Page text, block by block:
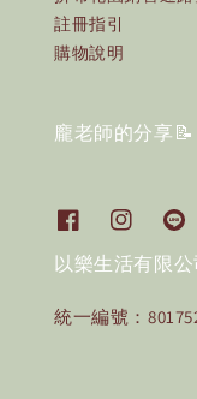
註冊指引
購物說明
龐老師的分享📝
以樂生活有限
統一編號：